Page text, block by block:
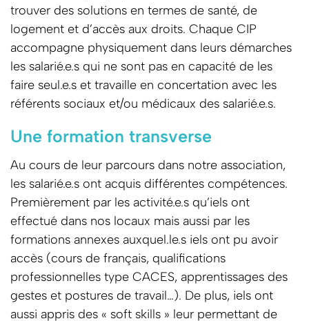
trouver des solutions en termes de santé, de
logement et d’accès aux droits. Chaque CIP
accompagne physiquement dans leurs démarches
les salarié.e.s qui ne sont pas en capacité de les
faire seul.e.s et travaille en concertation avec les
référents sociaux et/ou médicaux des salarié.e.s.
Une formation transverse
Au cours de leur parcours dans notre association,
les salarié.e.s ont acquis différentes compétences.
Premièrement par les activité.e.s qu’iels ont
effectué dans nos locaux mais aussi par les
formations annexes auxquel.le.s iels ont pu avoir
accès (cours de français, qualifications
professionnelles type CACES, apprentissages des
gestes et postures de travail…). De plus, iels ont
aussi appris des « soft skills » leur permettant de